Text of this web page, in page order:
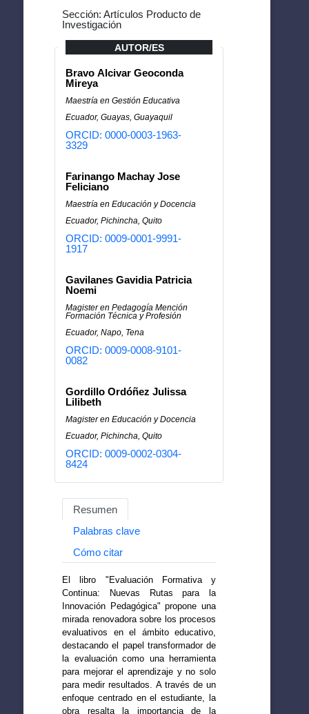
Sección: Artículos Producto de
Investigación
AUTOR/ES
Bravo Alcivar Geoconda
Mireya
Maestría en Gestión Educativa
Ecuador, Guayas, Guayaquil
ORCID: 0000-0003-1963-
3329
Farinango Machay Jose
Feliciano
Maestría en Educación y Docencia
Ecuador, Pichincha, Quito
ORCID: 0009-0001-9991-
1917
Gavilanes Gavidia Patricia
Noemi
Magister en Pedagogía Mención
Formación Técnica y Profesión
Ecuador, Napo, Tena
ORCID: 0009-0008-9101-
0082
Gordillo Ordóñez Julissa
Lilibeth
Magister en Educación y Docencia
Ecuador, Pichincha, Quito
ORCID: 0009-0002-0304-
8424
Resumen
Palabras clave
Cómo citar
El libro "Evaluación Formativa y
Continua: Nuevas Rutas para la
Innovación Pedagógica" propone una
mirada renovadora sobre los procesos
evaluativos en el ámbito educativo,
destacando el papel transformador de
la evaluación como una herramienta
para mejorar el aprendizaje y no solo
para medir resultados. A través de un
enfoque centrado en el estudiante, la
obra resalta la importancia de la